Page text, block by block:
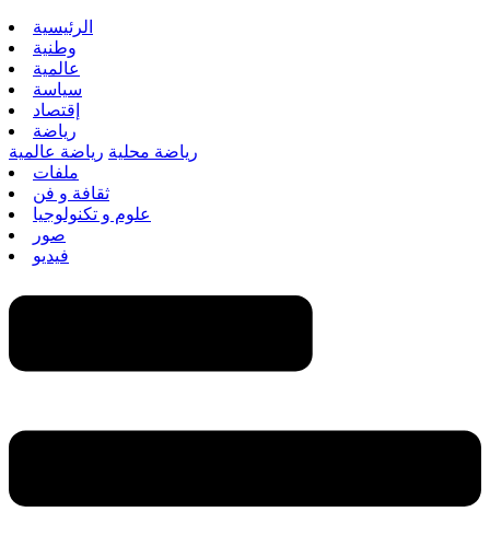
الرئيسية
وطنية
عالمية
سياسة
إقتصاد
رياضة
رياضة محلية رياضة عالمية
ملفات
ثقافة و فن
علوم و تكنولوجيا
صور
فيديو